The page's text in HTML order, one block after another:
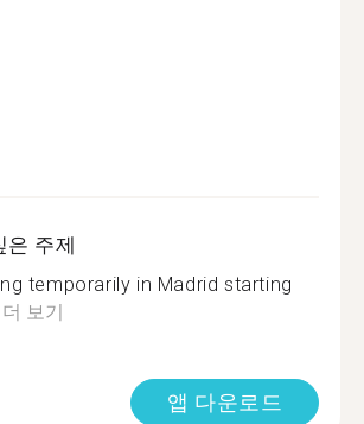
은 주제
temporarily in Madrid starting
더 보기
앱 다운로드